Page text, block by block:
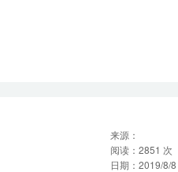
来源：
阅读： 2851 次
日期： 2019/8/8